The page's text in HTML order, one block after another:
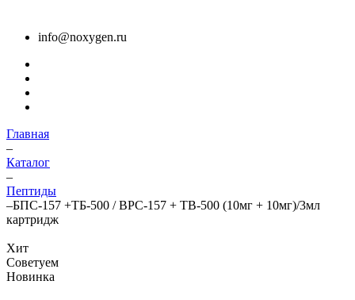
info@noxygen.ru
Главная
–
Каталог
–
Пептиды
–БПС-157 +ТБ-500 / BPC-157 + TB-500 (10мг + 10мг)/3мл
картридж
Хит
Советуем
Новинка